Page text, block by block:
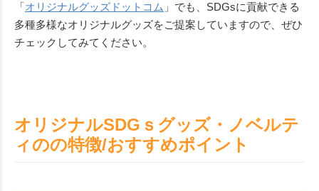
「オリジナルグッズドットコム 」でも、SDGsに貢献できる
多種多様なオリジナルグッズをご提案していますので、ぜひ
チェックしてみてください。
オリジナルSDGｓグッズ・ノベルテ
ィのの特徴/おすすめポイント